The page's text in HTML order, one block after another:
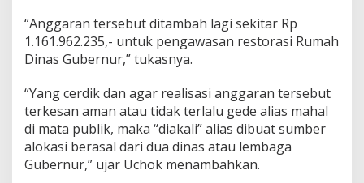
s
i
R
a
h
D
i
n
a
“Anggaran tersebut ditambah lagi sekitar Rp
1.161.962.235,- untuk pengawasan restorasi Rumah
Dinas Gubernur,” tukasnya.
“Yang cerdik dan agar realisasi anggaran tersebut
terkesan aman atau tidak terlalu gede alias mahal
di mata publik, maka “diakali” alias dibuat sumber
alokasi berasal dari dua dinas atau lembaga
Gubernur,” ujar Uchok menambahkan.